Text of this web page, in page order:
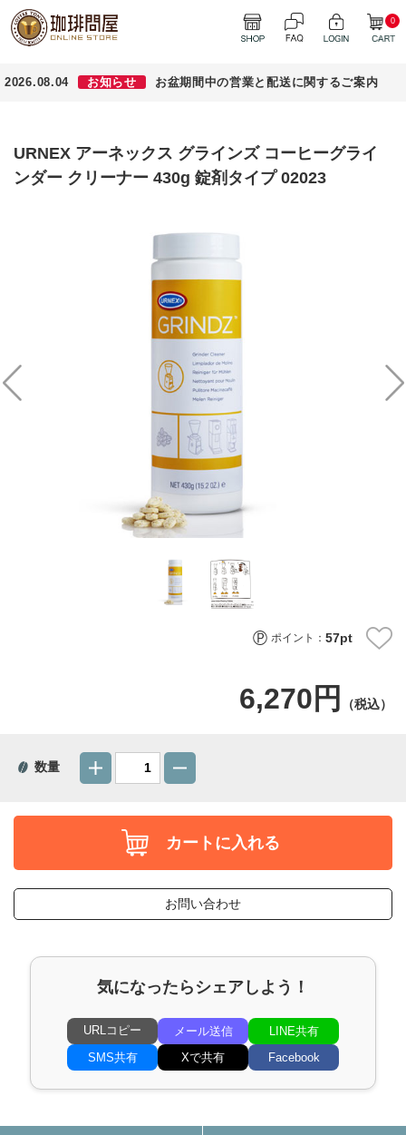
0
2026.08.04 お知らせ お盆期間中の営業と配送に関するご案内
URNEX アーネックス グラインズ コーヒーグライ
ンダー クリーナー 430g 錠剤タイプ 02023
ポイント：57pt
6,270円 （税込）
数量
カートに入れる
お問い合わせ
気になったらシェアしよう！
URLコピー メール送信
LINE共有
SMS共有
Xで共有 Facebook